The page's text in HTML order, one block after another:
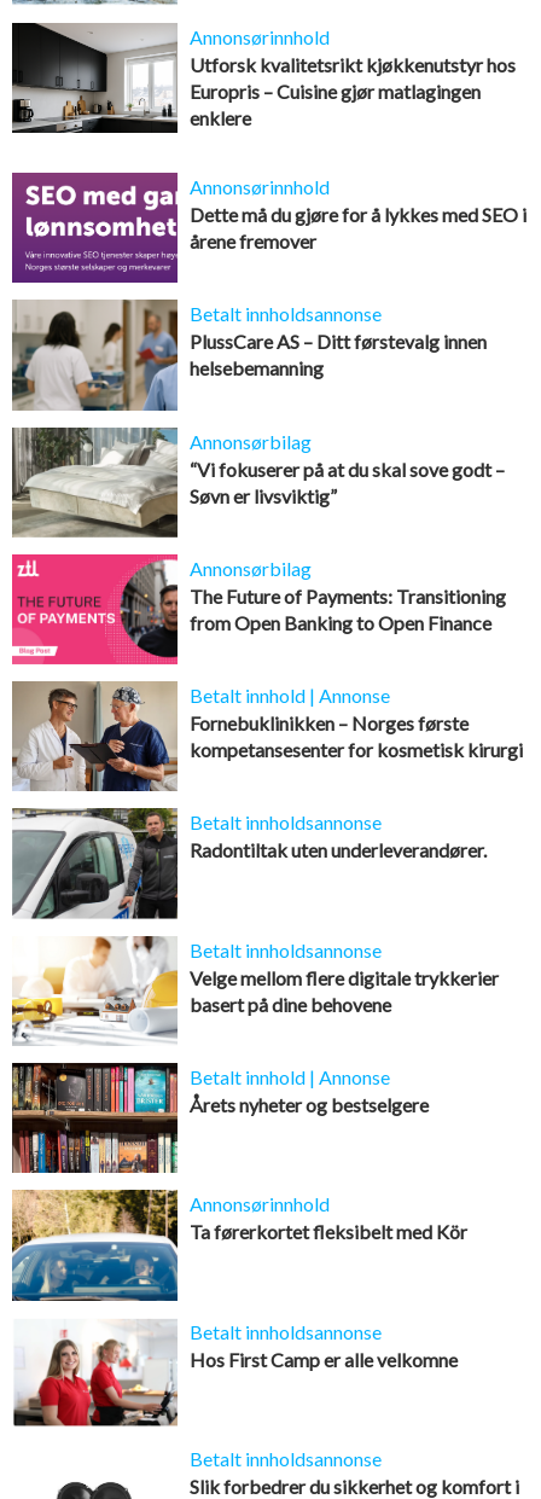
Annonsørinnhold
Utforsk kvalitetsrikt kjøkkenutstyr hos
Europris – Cuisine gjør matlagingen
enklere
Annonsørinnhold
Dette må du gjøre for å lykkes med SEO i
årene fremover
Betalt innholdsannonse
PlussCare AS – Ditt førstevalg innen
helsebemanning
Annonsørbilag
“Vi fokuserer på at du skal sove godt –
Søvn er livsviktig”
Annonsørbilag
The Future of Payments: Transitioning
from Open Banking to Open Finance
Betalt innhold | Annonse
Fornebuklinikken – Norges første
kompetansesenter for kosmetisk kirurgi
Betalt innholdsannonse
Radontiltak uten underleverandører.
Betalt innholdsannonse
Velge mellom flere digitale trykkerier
basert på dine behovene
Betalt innhold | Annonse
Årets nyheter og bestselgere
Annonsørinnhold
Ta førerkortet fleksibelt med Kör
Betalt innholdsannonse
Hos First Camp er alle velkomne
Betalt innholdsannonse
Slik forbedrer du sikkerhet og komfort i